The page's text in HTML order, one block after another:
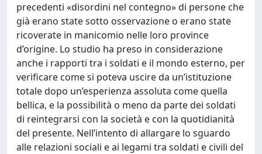
precedenti «disordini nel contegno» di persone che
già erano state sotto osservazione o erano state
ricoverate in manicomio nelle loro province
d’origine. Lo studio ha preso in considerazione
anche i rapporti tra i soldati e il mondo esterno, per
verificare come si poteva uscire da un’istituzione
totale dopo un’esperienza assoluta come quella
bellica, e la possibilità o meno da parte dei soldati
di reintegrarsi con la società e con la quotidianità
del presente. Nell’intento di allargare lo sguardo
alle relazioni sociali e ai legami tra soldati e civili del